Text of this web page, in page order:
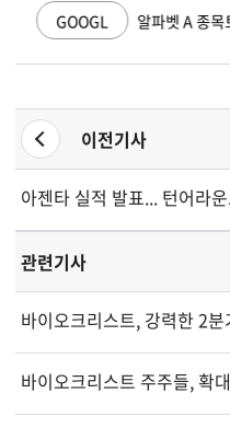
GOOGL 알파벳 A 종목토
이전기사
아젠타 실적 발표... 턴어라
관련기사
바이오크리스트, 강력한 2
바이오크리스트 주주들, 확